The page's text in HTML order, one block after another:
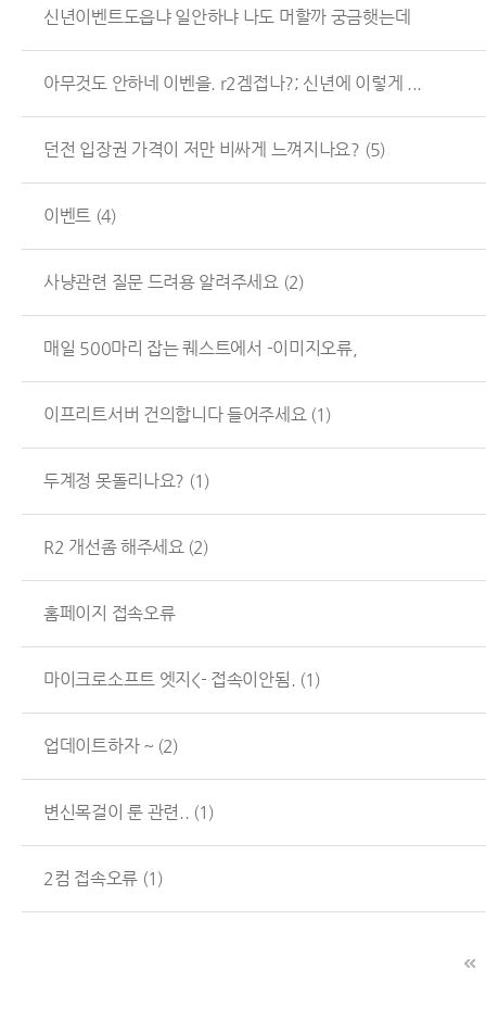
신년이벤트도읍냐 일안하냐 나도 머할까 궁금햇는데
아무것도 안하네 이벤을. r2겜접나?; 신년에 이렇게 ...
던전 입장권 가격이 저만 비싸게 느껴지나요? (5)
이벤트 (4)
사냥관련 질문 드려용 알려주세요 (2)
매일 500마리 잡는 퀘스트에서 -이미지오류,
이프리트서버 건의합니다 들어주세요 (1)
두계정 못돌리나요? (1)
R2 개선좀 해주세요 (2)
홈페이지 접속오류
마이크로소프트 엣지<- 접속이안됨. (1)
업데이트하자 ~ (2)
변신목걸이 룬 관련.. (1)
2컴 접속오류 (1)